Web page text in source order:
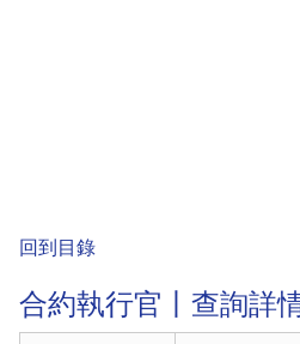
回到目錄
合約執行官丨查詢詳